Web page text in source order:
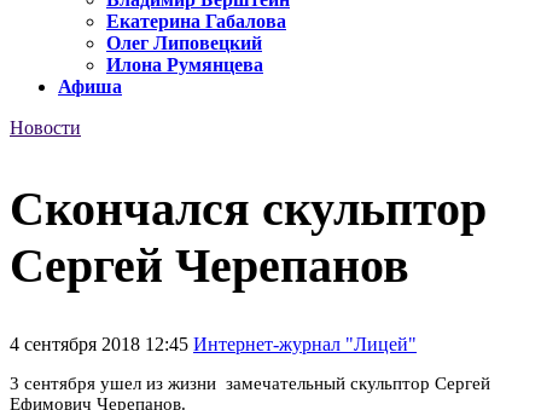
Екатерина Габалова
Олег Липовецкий
Илона Румянцева
Афиша
Новости
Скончался скульптор
Сергей Черепанов
4 сентября 2018 12:45 Интернет-журнал "Лицей"
3 сентября ушел из жизни замечательный скульптор Сергей
Ефимович Черепанов.